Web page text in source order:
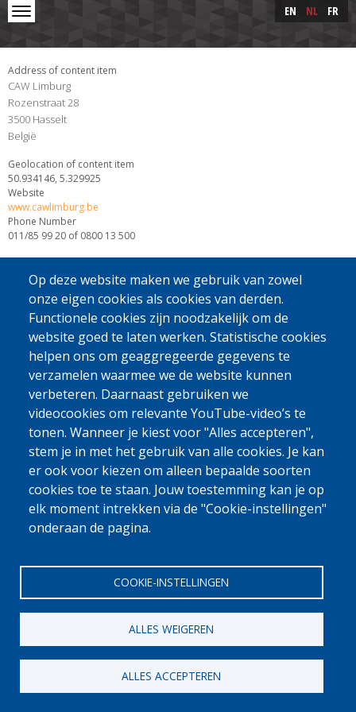
Skip
to
content
Skip to main content EN NL FR
Address of content item
CAW Limburg
Rozenstraat 28
3500 Hasselt
België
Geolocation of content item
50.934146, 5.329925
Website
www.cawlimburg.be
Phone Number
011/85 99 20 of 0800 13 500
[Gratis Nummer]
0800 327 45
Cookieverklaring Privacy, copyright en disclaimer Cookie Settings
Op deze website maken we gebruik van zowel
onze eigen cookies als cookies van derden.
Functionele cookies zijn noodzakelijk om de
website goed te laten werken. Statistische cookies
helpen ons om geaggregeerde gegevens te
verzamelen waarmee we de website kunnen
verbeteren. Daarnaast gebruiken we
videocookies om relevante YouTube-video’s te
tonen. Wanneer je kiest voor "Alles accepteren",
stem je in met het gebruik van alle cookies. Je kan
er ook voor kiezen om alleen bepaalde soorten
cookies toe te staan. Jouw toestemming kan je op
elk moment intrekken via de "Cookie-instellingen"
onderaan de pagina.
COOKIE-INSTELLINGEN
ALLES WEIGEREN
ALLES ACCEPTEREN